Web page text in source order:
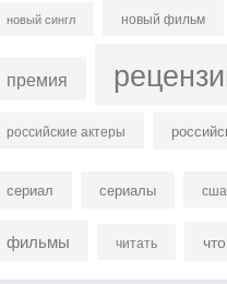
новый сингл новый фильм
премия
российские актеры
сериал сериалы сша
фильмы читать